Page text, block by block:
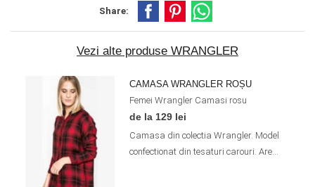
Share:
Vezi alte produse WRANGLER
CAMASA WRANGLER ROȘU
Femei Wrangler Camasi rosu
de la 129 lei
Camasa din colectia Wrangler. Model
confectionat din tesaturi carouri. Are...